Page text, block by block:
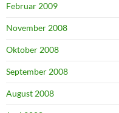
Februar 2009
November 2008
Oktober 2008
September 2008
August 2008